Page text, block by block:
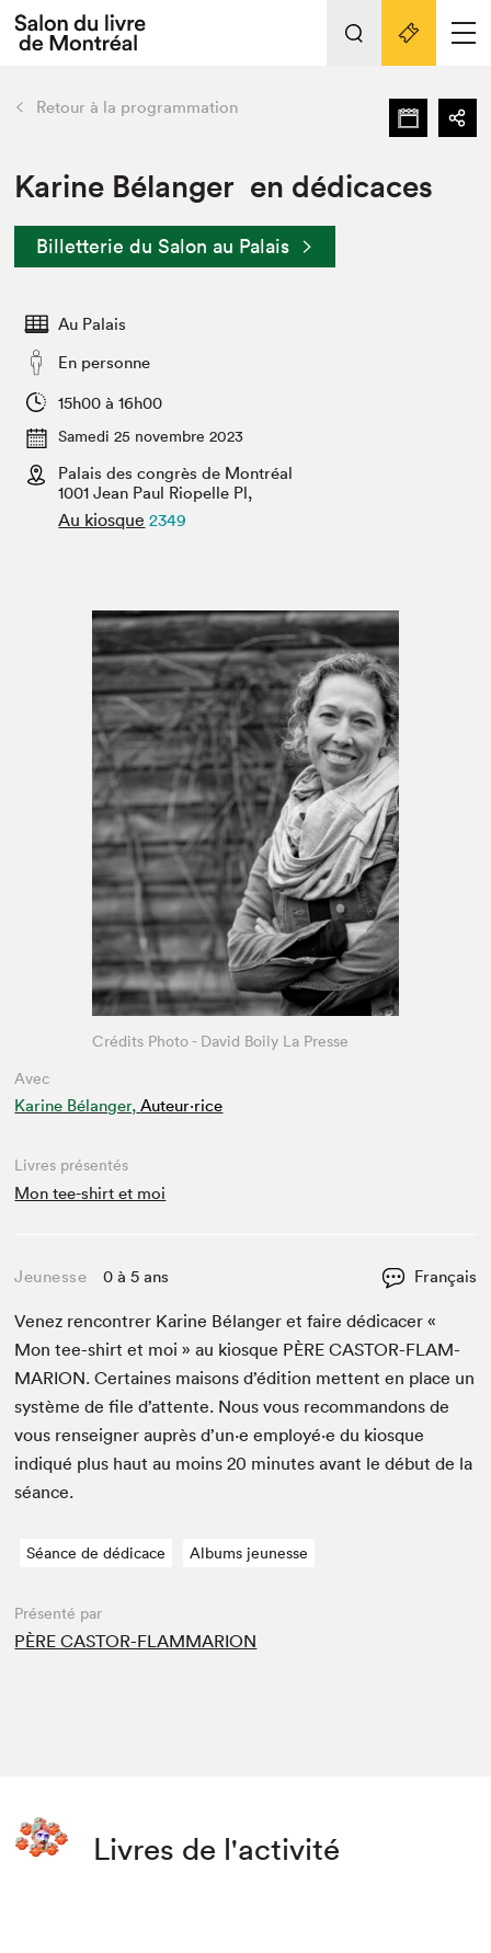
Espace exposant⋅e⋅s
Espace enseignant·e·s
Espace médias
L'événement
Préparer sa visite au Salon
Actualités
SLM PRO
retour Nos activités
Préparer sa visite
Salon dans la ville et en ligne
Projets partenaires
Liens pratiques
Retour à la programmation
Karine Bélanger en dédicaces
Billetterie du Salon au Palais
Au Palais
En personne
15h00 à 16h00
Samedi 25 novembre 2023
Palais des congrès de Montréal
1001 Jean Paul Riopelle Pl,
Au kiosque 2349
Avec
Karine Bélanger, Auteur·rice
Crédits Photo - David Boily La Presse
Livres présentés
Mon tee-shirt et moi
Jeunesse 0 à 5 ans Français
Venez ren­con­tr­er Karine Bélanger et faire dédi­cac­er «
Mon tee-shirt et moi » au kiosque PÈRE CAS­TOR-FLAM­
MAR­I­ON. Cer­taines maisons d’édi­tion met­tent en place un
sys­tème de file d’at­tente. Nous vous recom­man­dons de
vous ren­seign­er auprès d’un·e employé·e du kiosque
indiqué plus haut au moins20 min­utes avant le début de la
séance.
Séance de dédicace Albums jeunesse
Présenté par
PÈRE CASTOR-FLAMMARION
Livres de l'activité